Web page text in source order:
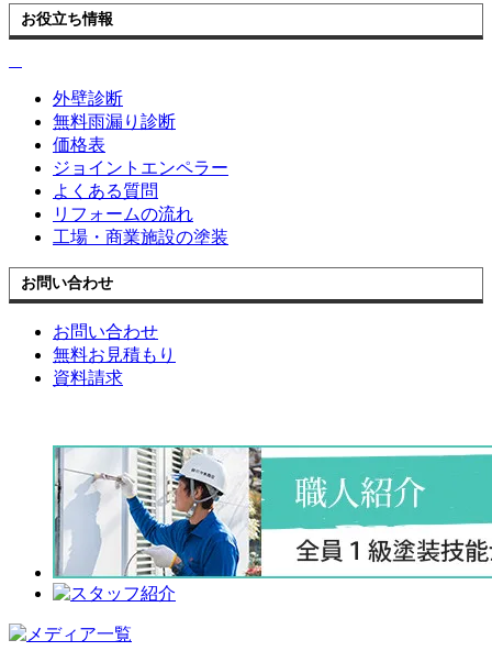
お役立ち情報
外壁診断
無料雨漏り診断
価格表
ジョイントエンペラー
よくある質問
リフォームの流れ
工場・商業施設の塗装
お問い合わせ
お問い合わせ
無料お見積もり
資料請求